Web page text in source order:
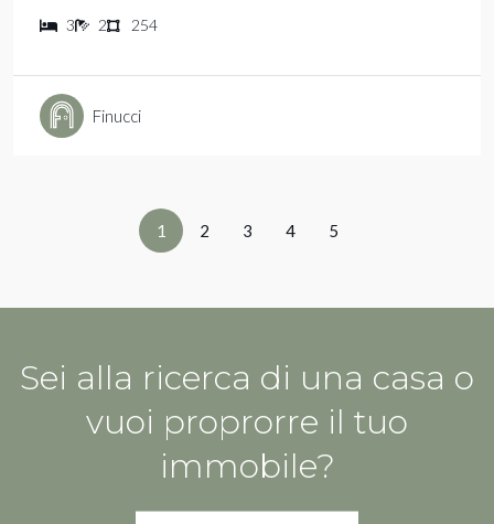
3 2 254
Finucci
1 2 3 4 5
Sei alla ricerca di una casa o
vuoi proprorre il tuo
immobile?